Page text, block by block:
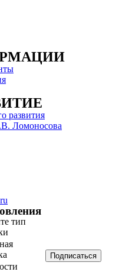
развития
Ломоносова
тип
Подписаться